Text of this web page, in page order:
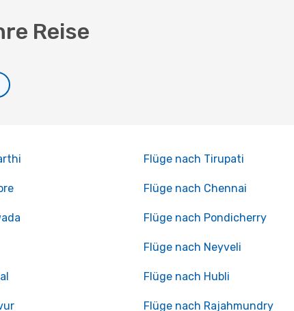
Reise
Flüge nach Tirupati
Flüge nach Chennai
Flüge nach Pondicherry
Flüge nach Neyveli
Flüge nach Hubli
Flüge nach Rajahmundry